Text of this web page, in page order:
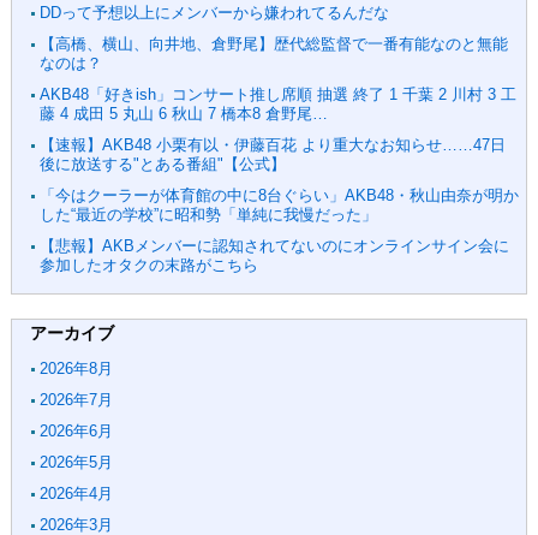
DDって予想以上にメンバーから嫌われてるんだな
【高橋、横山、向井地、倉野尾】歴代総監督で一番有能なのと無能
なのは？
AKB48「好きish」コンサート推し席順 抽選 終了 1 千葉 2 川村 3 工
藤 4 成田 5 丸山 6 秋山 7 橋本8 倉野尾…
【速報】AKB48 小栗有以・伊藤百花 より重大なお知らせ……47日
後に放送する"とある番組"【公式】
「今はクーラーが体育館の中に8台ぐらい」AKB48・秋山由奈が明か
した“最近の学校”に昭和勢「単純に我慢だった」
【悲報】AKBメンバーに認知されてないのにオンラインサイン会に
参加したオタクの末路がこちら
アーカイブ
2026年8月
2026年7月
2026年6月
2026年5月
2026年4月
2026年3月